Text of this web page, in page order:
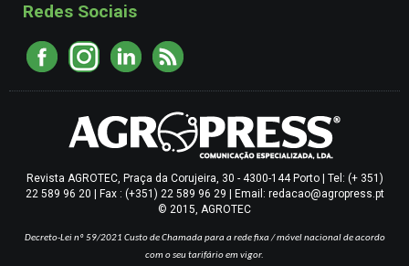
Redes Sociais
Revista AGROTEC, Praça da Corujeira, 30 - 4300-144 Porto | Tel: (+ 351)
22 589 96 20 | Fax : (+351) 22 589 96 29 | Email: redacao@agropress.pt
© 2015, AGROTEC
Decreto-Lei nº 59/2021 Custo de Chamada para a rede fixa / móvel nacional de acordo
com o seu tarifário em vigor.